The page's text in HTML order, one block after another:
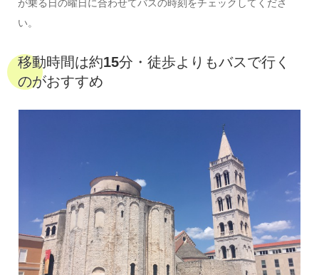
が乗る日の曜日に合わせてバスの時刻をチェックしてくださ
い。
移動時間は約15分・徒歩よりもバスで行く
のがおすすめ